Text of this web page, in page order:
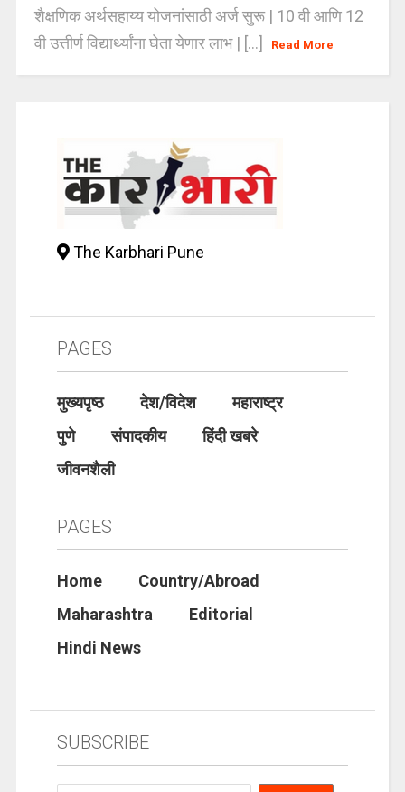
शैक्षणिक अर्थसहाय्य योजनांसाठी अर्ज सुरू | 10 वी आणि 12
वी उत्तीर्ण विद्यार्थ्यांना घेता येणार लाभ | [...]
Read More
The Karbhari Pune
PAGES
मुख्यपृष्ठ देश/विदेश
महाराष्ट्र
पुणे
संपादकीय
हिंदी खबरे
जीवनशैली
PAGES
Home
Country/Abroad
Maharashtra
Editorial
Hindi News
SUBSCRIBE